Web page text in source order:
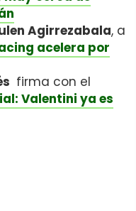
Agirrezabala, a
acelera por
firma con el
Valentini ya es